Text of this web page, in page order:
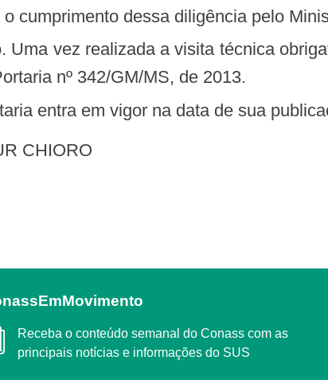
cumprimento dessa diligência pelo
nº 342/GM/MS, de 2013.
entra em vigor na data de sua
CHIORO
Receba o conteúdo semanal do Conass com as
principais notícias e informações do SUS